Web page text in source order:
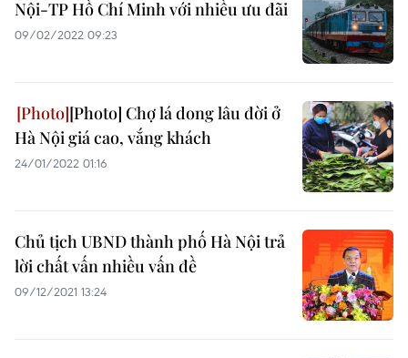
Nội-TP Hồ Chí Minh với nhiều ưu đãi
09/02/2022 09:23
[Photo] Chợ lá dong lâu đời ở
Hà Nội giá cao, vắng khách
24/01/2022 01:16
Chủ tịch UBND thành phố Hà Nội trả
lời chất vấn nhiều vấn đề
09/12/2021 13:24